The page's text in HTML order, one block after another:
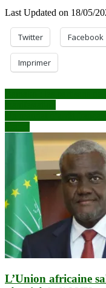
Last Updated on 18/05/
Twitter Facebook
Imprimer
Navigation
de
l’article
L’Union africaine